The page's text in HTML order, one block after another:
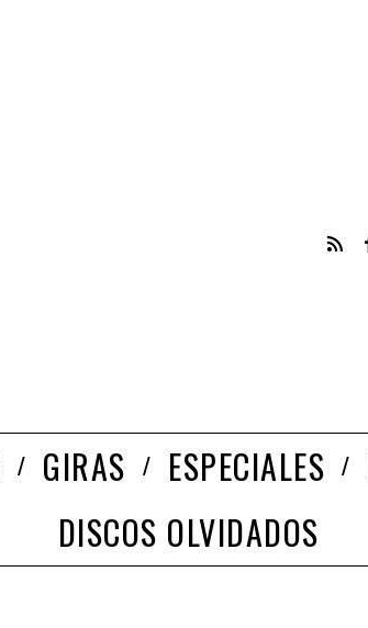
GIRAS ESPECIALES
DISCOS OLVIDADOS